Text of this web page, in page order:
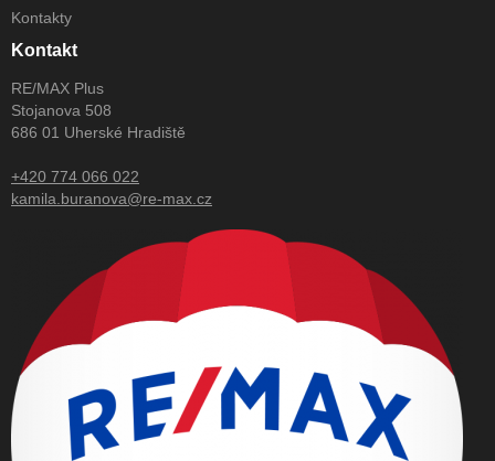
Kontakty
Kontakt
RE/MAX Plus
Stojanova 508
686 01 Uherské Hradiště
+420 774 066 022
kamila.buranova@re-max.cz